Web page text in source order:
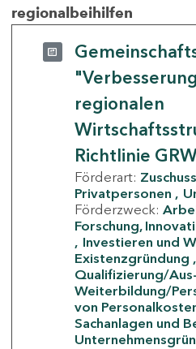
regionalbeihilfen
regionalen
Richtlinie
Förderart: Zuschuss
Privatpersonen
Förderzweck:
Forschung,
Investieren und
Existenzgründung
Qualifizierung/
Weiterbildung/
von
Sachanlagen und